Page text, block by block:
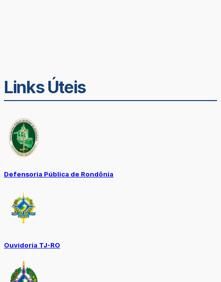
Links Úteis
Defensoria Pública de Rondônia
Ouvidoria TJ-RO